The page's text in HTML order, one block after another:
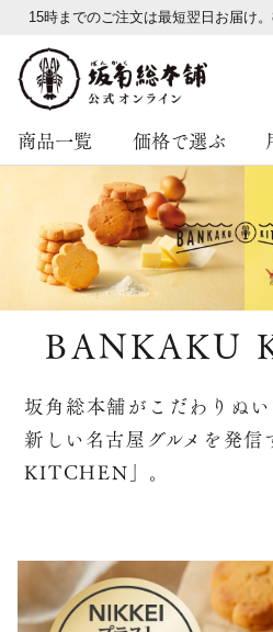
15時までのご注文は最短翌日お届け
商品一覧 価格で選ぶ
BANKAKU
坂角総本舗がこだわりぬい
新しい名古屋グルメを発
KITCHEN」。